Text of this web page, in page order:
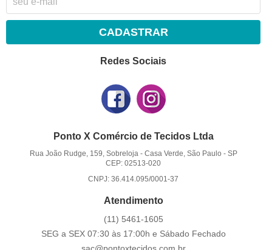
CADASTRAR
Redes Sociais
Ponto X Comércio de Tecidos Ltda
Rua João Rudge, 159, Sobreloja- Casa Verde, São Paulo - SP
CEP: 02513-020
CNPJ: 36.414.095/0001-37
Atendimento
(11) 5461-1605
SEG a SEX 07:30 às 17:00h e Sábado Fechado